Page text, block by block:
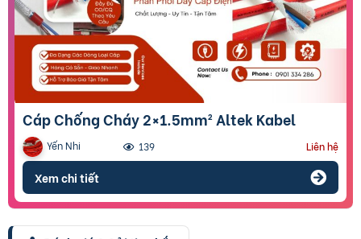
Cáp Chống Cháy 2×1.5mm² Altek Kabel
Yến Nhi 139 Liên hệ
Xem chi tiết